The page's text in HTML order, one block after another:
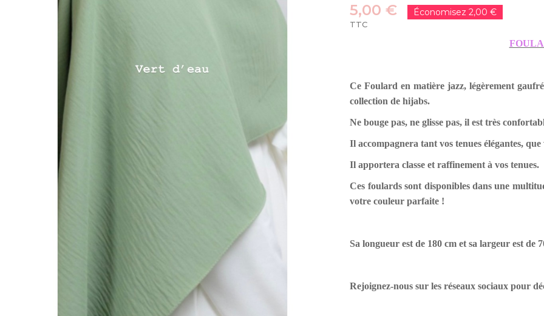
5,00 € Économisez 2,00 €
TTC
Ce Foulard en matière jazz, légèrement
collection de hijabs.
Ne bouge pas, ne glisse pas, il est très
Il accompagnera tant vos tenues élégantes,
Il apportera classe et raffinement à vos tenues.
Ces foulards sont disponibles dans une
votre couleur parfaite !
Sa longueur est de 180 cm et sa largeur est de
Rejoignez-nous sur les réseaux sociaux pour